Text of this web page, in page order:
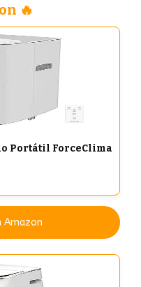
🔥
Portátil ForceClima
Amazon